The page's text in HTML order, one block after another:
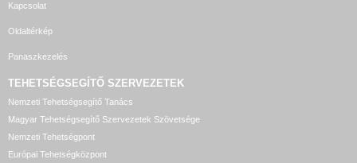
Kapcsolat
Oldaltérkép
Panaszkezelés
TEHETSÉGSEGÍTŐ SZERVEZETEK
Nemzeti Tehetségsegítő Tanács
Magyar Tehetségsegítő Szervezetek Szövetsége
Nemzeti Tehetségpont
Európai Tehetségközpont